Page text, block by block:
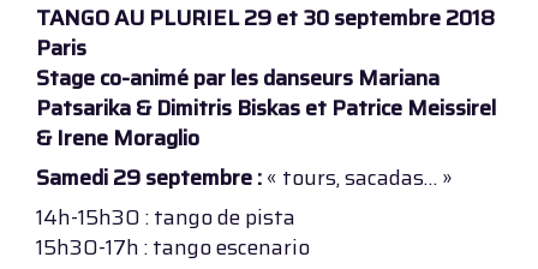
TANGO AU PLURIEL 29 et 30 septembre 2018
Paris
Stage co-animé par les danseurs Mariana
Patsarika & Dimitris Biskas et Patrice Meissirel
& Irene Moraglio
Samedi 29 septembre :« tours, sacadas… »
14h-15h30 : tango de pista
15h30-17h : tango escenario